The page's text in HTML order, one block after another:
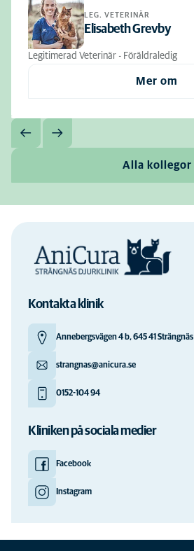
LEG. VETERINÄR
Elisabeth Grevby
Legitimerad Veterinär - Föräldraledig
Mer om
Alla kollegor
Kontakta klinik
Annebergsvägen 4 b, 645 41 Strängnäs
strangnas@anicura.se
0152-104 94
Kliniken på sociala medier
Facebook
Instagram